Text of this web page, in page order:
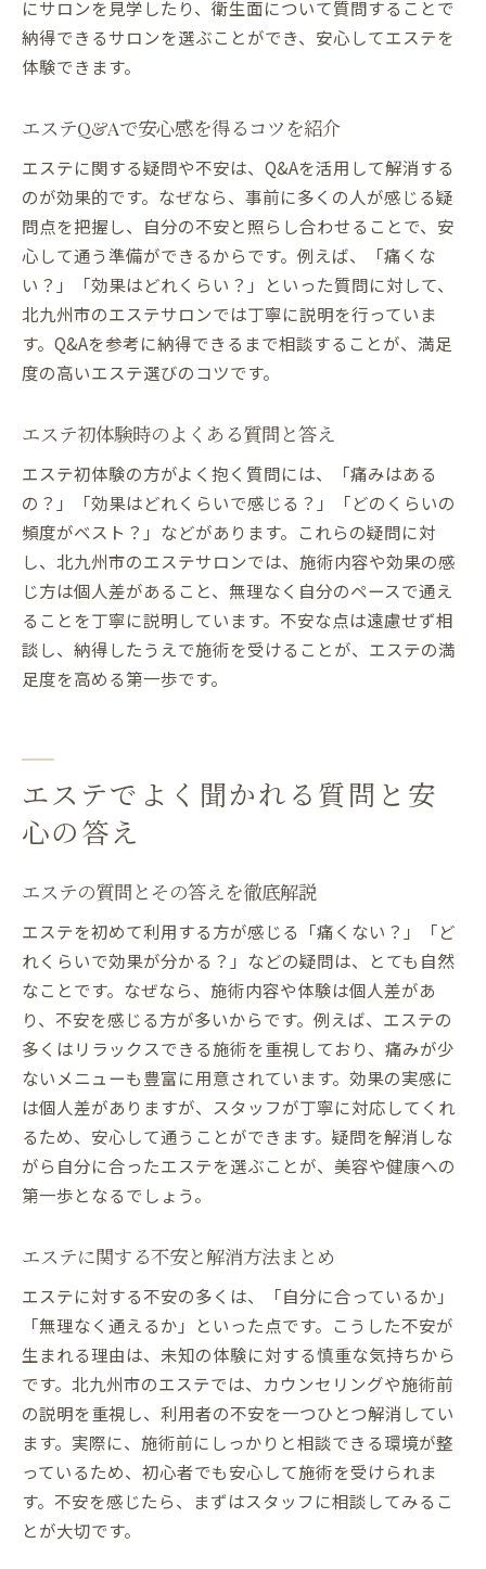
にサロンを見学したり、衛生面について質問することで
納得できるサロンを選ぶことができ、安心してエステを
体験できます。
エステQ&Aで安心感を得るコツを紹介
エステに関する疑問や不安は、Q&Aを活用して解消する
のが効果的です。なぜなら、事前に多くの人が感じる疑
問点を把握し、自分の不安と照らし合わせることで、安
心して通う準備ができるからです。例えば、「痛くな
い？」「効果はどれくらい？」といった質問に対して、
北九州市のエステサロンでは丁寧に説明を行っていま
す。Q&Aを参考に納得できるまで相談することが、満足
度の高いエステ選びのコツです。
エステ初体験時のよくある質問と答え
エステ初体験の方がよく抱く質問には、「痛みはある
の？」「効果はどれくらいで感じる？」「どのくらいの
頻度がベスト？」などがあります。これらの疑問に対
し、北九州市のエステサロンでは、施術内容や効果の感
じ方は個人差があること、無理なく自分のペースで通え
ることを丁寧に説明しています。不安な点は遠慮せず相
談し、納得したうえで施術を受けることが、エステの満
足度を高める第一歩です。
エステでよく聞かれる質問と安
心の答え
エステの質問とその答えを徹底解説
エステを初めて利用する方が感じる「痛くない？」「ど
れくらいで効果が分かる？」などの疑問は、とても自然
なことです。なぜなら、施術内容や体験は個人差があ
り、不安を感じる方が多いからです。例えば、エステの
多くはリラックスできる施術を重視しており、痛みが少
ないメニューも豊富に用意されています。効果の実感に
は個人差がありますが、スタッフが丁寧に対応してくれ
るため、安心して通うことができます。疑問を解消しな
がら自分に合ったエステを選ぶことが、美容や健康への
第一歩となるでしょう。
エステに関する不安と解消方法まとめ
エステに対する不安の多くは、「自分に合っているか」
「無理なく通えるか」といった点です。こうした不安が
生まれる理由は、未知の体験に対する慎重な気持ちから
です。北九州市のエステでは、カウンセリングや施術前
の説明を重視し、利用者の不安を一つひとつ解消してい
ます。実際に、施術前にしっかりと相談できる環境が整
っているため、初心者でも安心して施術を受けられま
す。不安を感じたら、まずはスタッフに相談してみるこ
とが大切です。